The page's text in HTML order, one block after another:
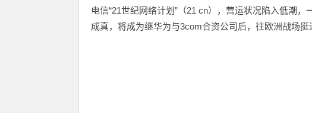
电信“21世纪网络计划”（21 cn），营运状况陷入低潮
成真，将成为继华为与3com合资公司后，往欧洲战场挺